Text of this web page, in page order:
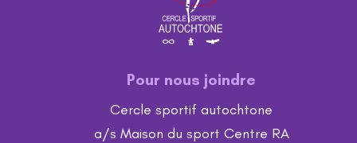
Pour nous joindre
Cercle sportif autochtone
a/s Maison du sport Centre RA